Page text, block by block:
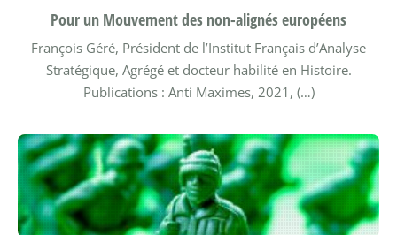
Pour un Mouvement des non-alignés européens
François Géré, Président de l’Institut Français d’Analyse
Stratégique, Agrégé et docteur habilité en Histoire.
Publications : Anti Maximes, 2021, (…)